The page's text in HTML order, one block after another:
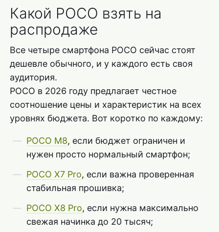
Какой POCO взять на
распродаже
Все четыре смартфона POCO сейчас стоят
дешевле обычного, и у каждого есть своя
аудитория.
POCO в 2026 году предлагает честное
соотношение цены и характеристик на всех
уровнях бюджета. Вот коротко по каждому:
POCO M8, если бюджет ограничен и
нужен просто нормальный смартфон;
POCO X7 Pro, если важна проверенная
стабильная прошивка;
POCO X8 Pro, если нужна максимально
свежая начинка до 20 тысяч;